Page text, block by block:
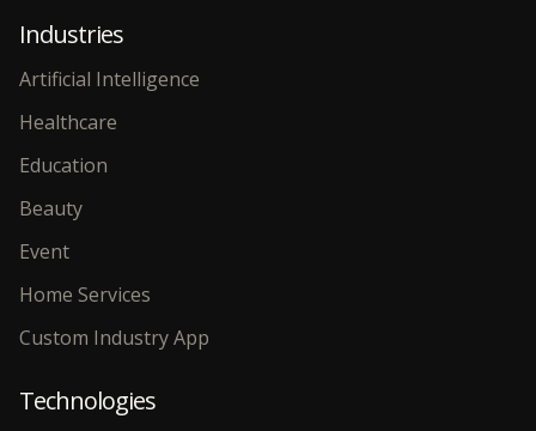
Industries
Artificial Intelligence
Healthcare
Education
Beauty
Event
Home Services
Custom Industry App
Technologies